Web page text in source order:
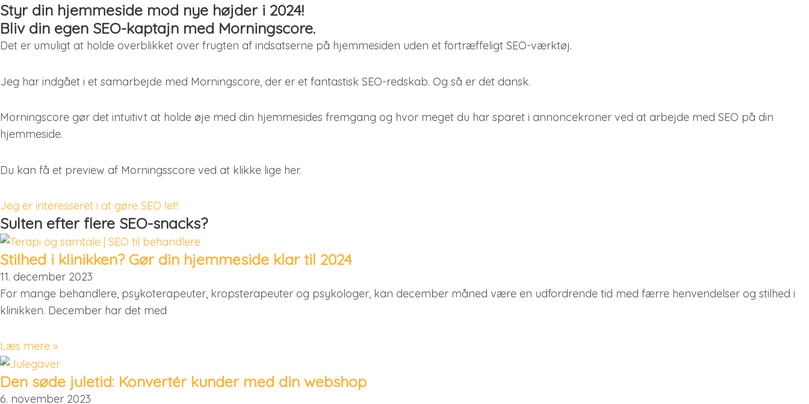
Styr din hjemmeside mod nye højder i 2024!
Bliv din egen SEO-kaptajn med Morningscore.
Det er umuligt at holde overblikket over frugten af indsatserne på hjemmesiden uden et fortræffeligt SEO-værktøj.
Jeg har indgået i et samarbejde med Morningscore, der er et fantastisk SEO-redskab. Og så er det dansk.
Morningscore gør det intuitivt at holde øje med din hjemmesides fremgang og hvor meget du har sparet i annoncekroner ved at arbejde med SEO på din
hjemmeside.
Du kan få et preview af Morningsscore ved at klikke lige her.
Jeg er interesseret i at gøre SEO let!
Sulten efter flere SEO-snacks?
Stilhed i klinikken? Gør din hjemmeside klar til 2024
11. december 2023
For mange behandlere, psykoterapeuter, kropsterapeuter og psykologer, kan december måned være en udfordrende tid med færre henvendelser og stilhed i
klinikken. December har det med
Læs mere »
Den søde juletid: Konvertér kunder med din webshop
6. november 2023